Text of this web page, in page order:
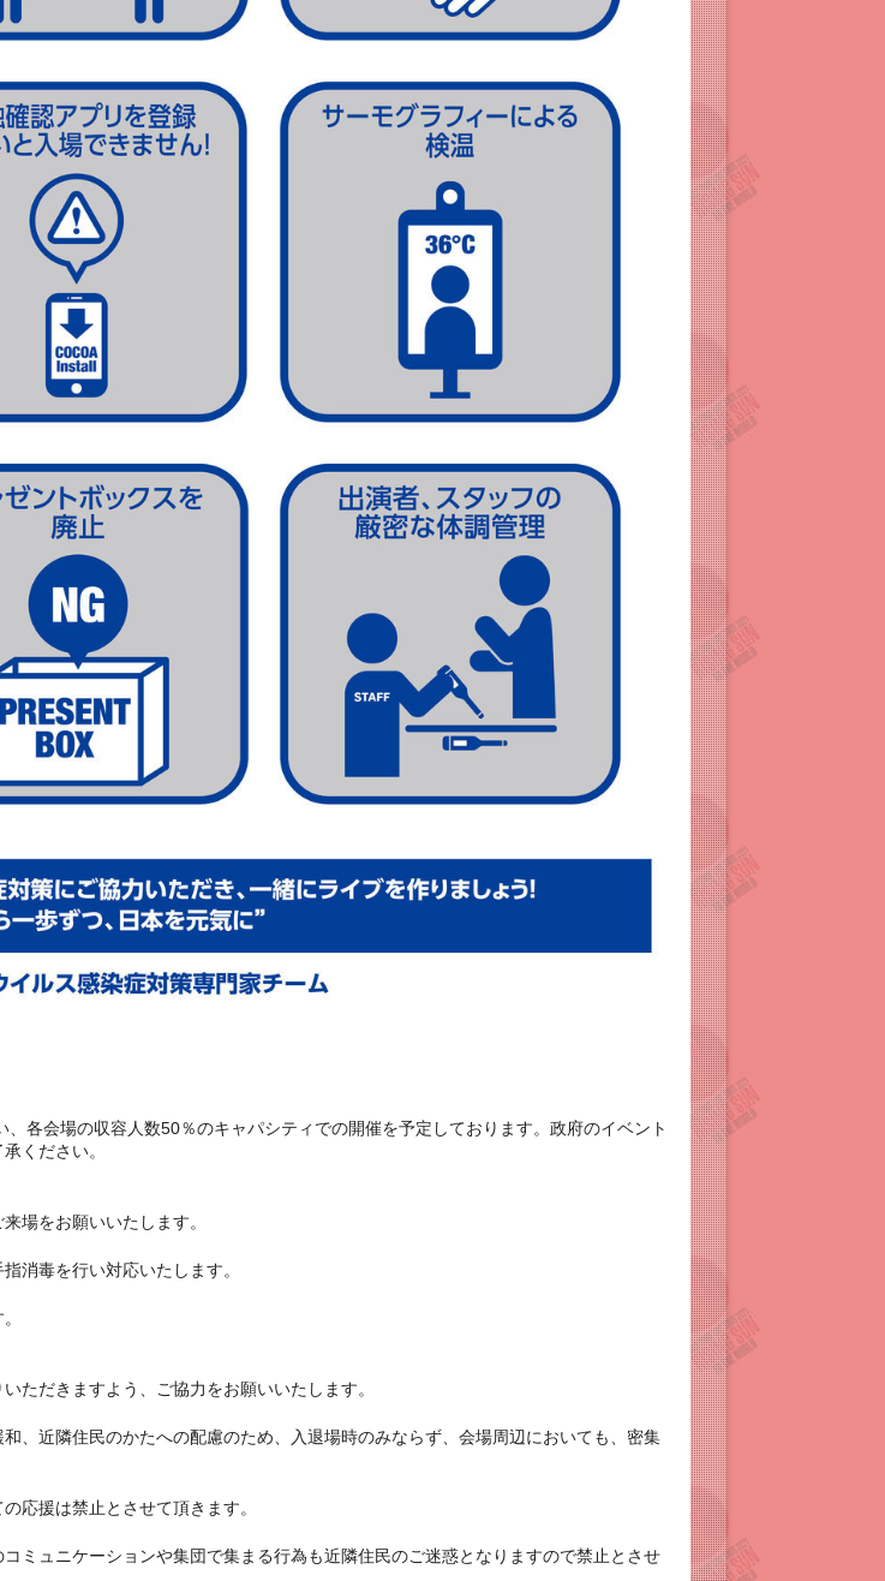
各会場の収容人数50％のキャパシティでの開催を予定しております。政府のイベント
ください。
場をお願いいたします。
消毒を行い対応いたします。
ただきますよう、ご協力をお願いいたします。
、近隣住民のかたへの配慮のため、入退場時のみならず、会場周辺においても、密集
応援は禁止とさせて頂きます。
ミュニケーションや集団で集まる行為も近隣住民のご迷惑となりますので禁止とさせ